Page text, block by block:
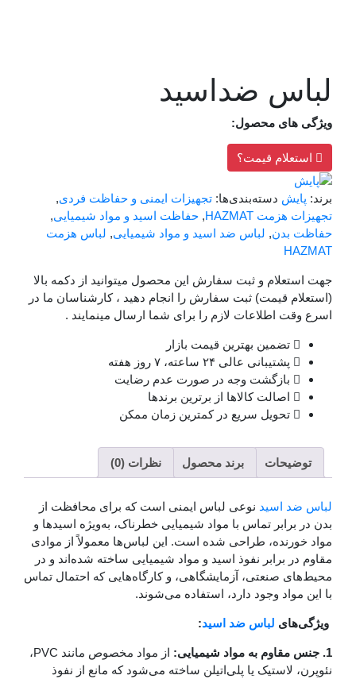
لباس ضداسید
ویژگی های محصول:
برند:پایش دسته‌بندی‌ها:تجهیزات ایمنی و حفاظت فردی,
تجهیزات هزمت HAZMAT
,حفاظت اسید و مواد شیمیایی,
حفاظت بدن,لباس ضد اسید و مواد شیمیایی, لباس هزمت
HAZMAT
جهت استعلام و ثبت سفارش این محصول میتوانید از دکمه بالا
(استعلام قیمت) ثبت سفارش را انجام دهید ، کارشناسان ما در
اسرع وقت اطلاعات لازم را برای شما ارسال مینمایند .
تضمین بهترین قیمت بازار
پشتیبانی عالی ۲۴ ساعته، ۷ روز هفته
بازگشت وجه در صورت عدم رضایت
اصالت کالاها از برترین برندها
تحویل سریع در کمترین زمان ممکن
توضیحات برند محصول نظرات (0)
لباس ضد اسیدنوعی لباس ایمنی است که برای محافظت از
بدن در برابر تماس با مواد شیمیایی خطرناک، به‌ویژه اسیدها و
مواد خورنده، طراحی شده است. این لباس‌ها معمولاً از موادی
مقاوم در برابر نفوذ اسید و مواد شیمیایی ساخته شده‌اند و در
محیط‌های صنعتی، آزمایشگاهی، و کارگاه‌هایی که احتمال تماس
با این مواد وجود دارد، استفاده می‌شوند.
ویژگی‌هایلباس ضد اسید:
از مواد مخصوص مانند PVC،
نئوپرن، لاستیک یا پلی‌اتیلن ساخته می‌شود که مانع از نفوذ